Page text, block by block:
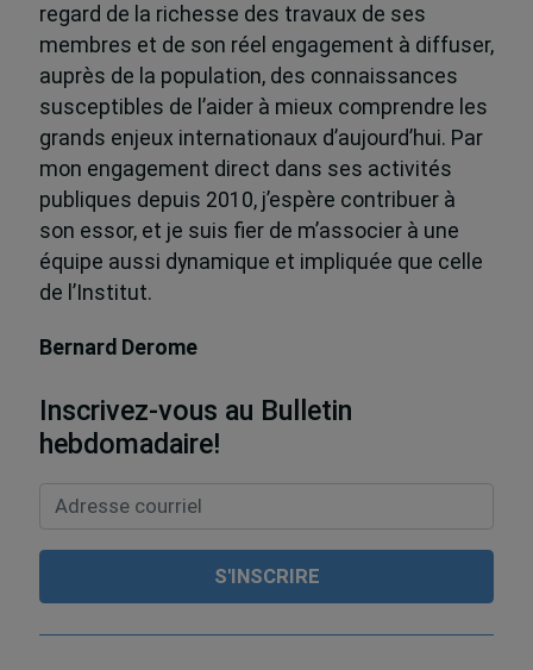
regard de la richesse des travaux de ses
membres et de son réel engagement à diffuser,
auprès de la population, des connaissances
susceptibles de l’aider à mieux comprendre les
grands enjeux internationaux d’aujourd’hui. Par
mon engagement direct dans ses activités
publiques depuis 2010, j’espère contribuer à
son essor, et je suis fier de m’associer à une
équipe aussi dynamique et impliquée que celle
de l’Institut.
Bernard Derome
Inscrivez-vous au Bulletin
hebdomadaire!